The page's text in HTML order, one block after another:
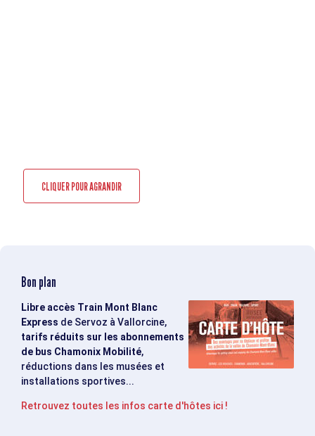
CLIQUER POUR AGRANDIR
Bon plan
Libre accès Train Mont Blanc
Express de Servoz à Vallorcine,
tarifs réduits sur les abonnements
de bus Chamonix Mobilité,
réductions dans les musées et
installations sportives...
Retrouvez toutes les infos carte d'hôtes ici !